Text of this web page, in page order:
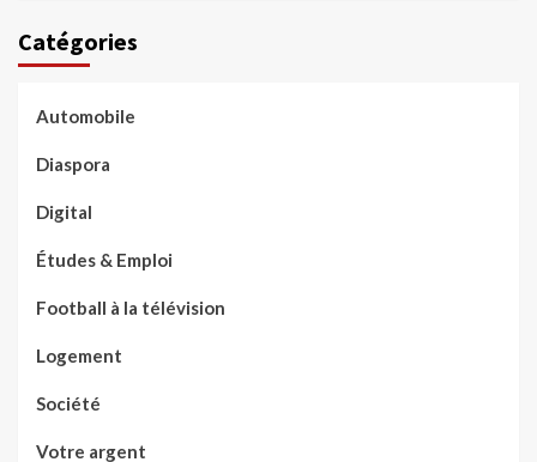
Catégories
Automobile
Diaspora
Digital
Études & Emploi
Football à la télévision
Logement
Société
Votre argent